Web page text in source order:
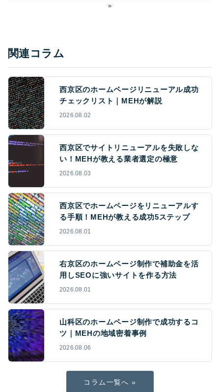
»
関連コラム
西京区のホームページリニューアル成功
チェックリスト｜MEHが解説
2026.08.02
西京区でサイトリニューアルを失敗しな
い！MEHが教える業者選定の極意
2026.08.03
西京区でホームページをリニューアルす
る手順！MEHが教える成功5ステップ
2026.08.01
右京区のホームページ制作で補助金を活
用しSEOに強いサイトを作る方法
2026.08.01
山科区のホームページ制作で成功するコ
ツ｜MEHの地域密着事例
2026.08.06
コラム一覧へ »